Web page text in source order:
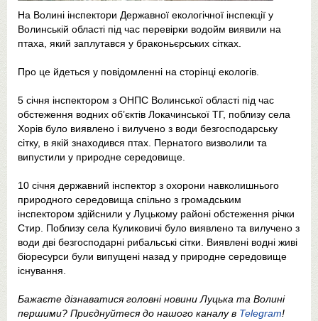
На Волині інспектори Державної екологічної інспекції у
Волинській області під час перевірки водойм виявили на
птаха, який заплутався у браконьєрських сітках.
Про це йдеться у повідомленні на сторінці екологів.
5 січня інспектором з ОНПС Волинської області під час
обстеження водних об’єктів Локачинської ТГ, поблизу села
Хорів було виявлено і вилучено з води безгосподарську
сітку, в якій знаходився птах. Пернатого визволили та
випустили у природне середовище.
10 січня державний інспектор з охорони навколишнього
природного середовища спільно з громадським
інспектором здійснили у Луцькому районі обстеження річки
Стир. Поблизу села Куликовичі було виявлено та вилучено з
води дві безгосподарні рибальські сітки. Виявлені водні живі
біоресурси були випущені назад у природне середовище
існування.
Бажаєте дізнаватися головні новини Луцька та Волині
першими? Приєднуйтеся до нашого каналу в Telegram!